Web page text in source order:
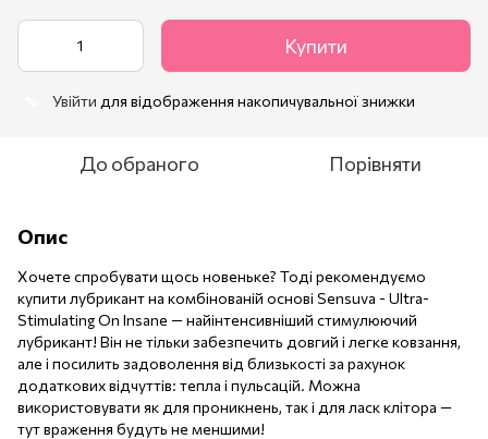
Купити
Увійти для відображення накопичувальної знижки
До обраного Порівняти
Опис
Хочете спробувати щось новеньке? Тоді рекомендуємо
купити лубрикант на комбінованій основі Sensuva - Ultra-
Stimulating On Insane — найінтенсивніший стимулюючий
лубрикант! Він не тільки забезпечить довгий і легке ковзання,
але і посилить задоволення від близькості за рахунок
додаткових відчуттів: тепла і пульсацій. Можна
використовувати як для проникнень, так і для ласк клітора —
тут враження будуть не меншими!